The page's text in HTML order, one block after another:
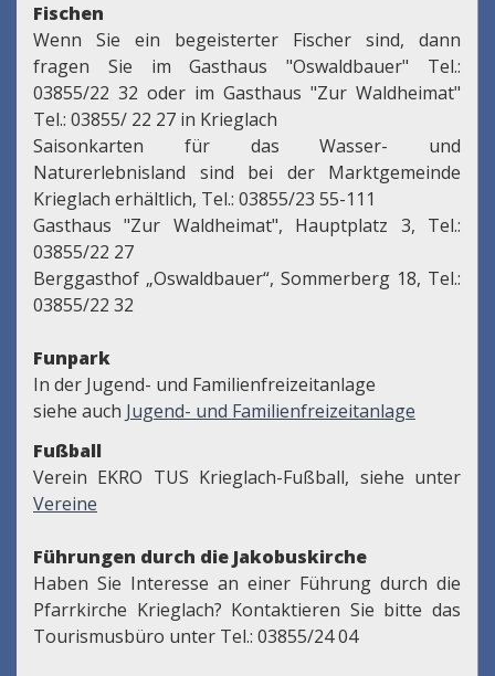
Fischen
Wenn Sie ein begeisterter Fischer sind, dann
fragen Sie im Gasthaus "Oswaldbauer" Tel.:
03855/22 32 oder im Gasthaus "Zur Waldheimat"
Tel.: 03855/ 22 27 in Krieglach
Saisonkarten für das Wasser- und
Naturerlebnisland sind bei der Marktgemeinde
Krieglach erhältlich, Tel.: 03855/23 55-111
Gasthaus "Zur Waldheimat", Hauptplatz 3, Tel.:
03855/22 27
Berggasthof „Oswaldbauer“, Sommerberg 18, Tel.:
03855/22 32
Funpark
In der Jugend- und Familienfreizeitanlage
siehe auch Jugend- und Familienfreizeitanlage
Fußball
Verein EKRO TUS Krieglach-Fußball, siehe unter
Vereine
Führungen durch die Jakobuskirche
Haben Sie Interesse an einer Führung durch die
Pfarrkirche Krieglach? Kontaktieren Sie bitte das
Tourismusbüro unter Tel.: 03855/24 04